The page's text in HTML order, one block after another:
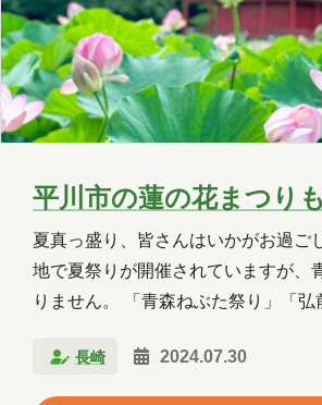
PHP
Power Apps
Power BI
Power Platform
PowerPoint
PowerShell
SNS
SQL
Update
Visual Studio
VR
Windows 10
Windows 11
WordPress
お出かけ
平川市の蓮の花まつり
夏真っ盛り、皆さんはいかがお過ご
地で夏祭りが開催されていますが、
りません。 「青森ねぶた祭り」「
立佞武多（たちねぷた）」「黒石ね
後半～8月前半の青森は大忙しです
長崎 2024.07.30